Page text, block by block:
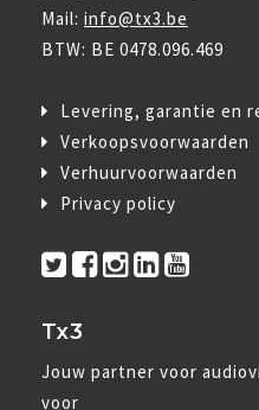
Mail: info@tx3.be
BTW: BE 0478.096.469
Levering, garantie en
Verkoopsvoorwaarden
Verhuurvoorwaarden
Privacy policy
Tx3
Jouw partner voor
voor